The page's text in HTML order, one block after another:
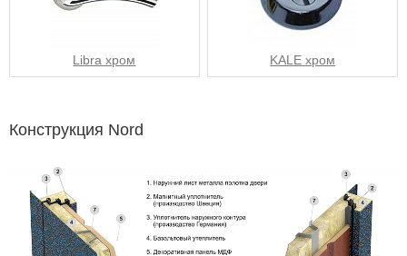
Libra хром KALE хром
Конструкция Nord